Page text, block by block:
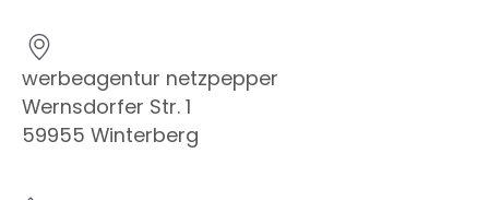
werbeagentur netzpepper
Wernsdorfer Str. 1
59955 Winterberg